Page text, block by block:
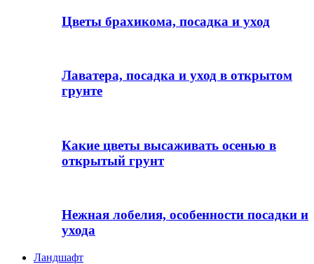
Цветы брахикома, посадка и уход
Лаватера, посадка и уход в открытом
грунте
Какие цветы высаживать осенью в
открытый грунт
Нежная лобелия, особенности посадки и
ухода
Ландшафт